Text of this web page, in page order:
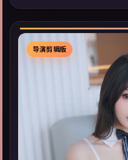
线看」延展检索同类型高分
导演剪辑版